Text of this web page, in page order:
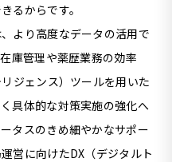
るからです。
より高度なデータの活用で
庫管理や薬歴業務の効率
リジェンス）ツールを用いた
具体的な対策実施の強化へ
タスのきめ細やかなサポー
営に向けたDX （デジタルト